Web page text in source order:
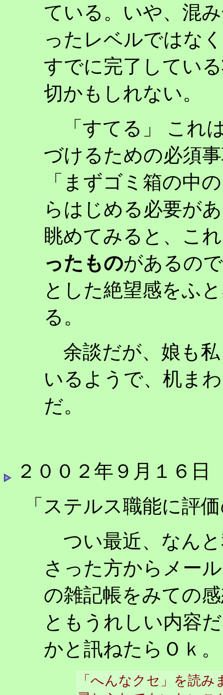
ている。いや、混
ったレベルではな
すでに完了してい
切かもしれない。
「すてる」 これ
づけるための必須
「まずゴミ箱の中
らはじめる必要が
眺めてみると、こ
ったものがあるの
とした絶望感をふ
る。
余談だが、娘も
いるようで、机ま
だ。
２００２年９月１６日
「ステルス職能に評
つい最近、なん
さった方からメー
の雑記帳をみての
ともうれしい内容
かと訊ねたらＯｋ
「へんなクセ」を読み